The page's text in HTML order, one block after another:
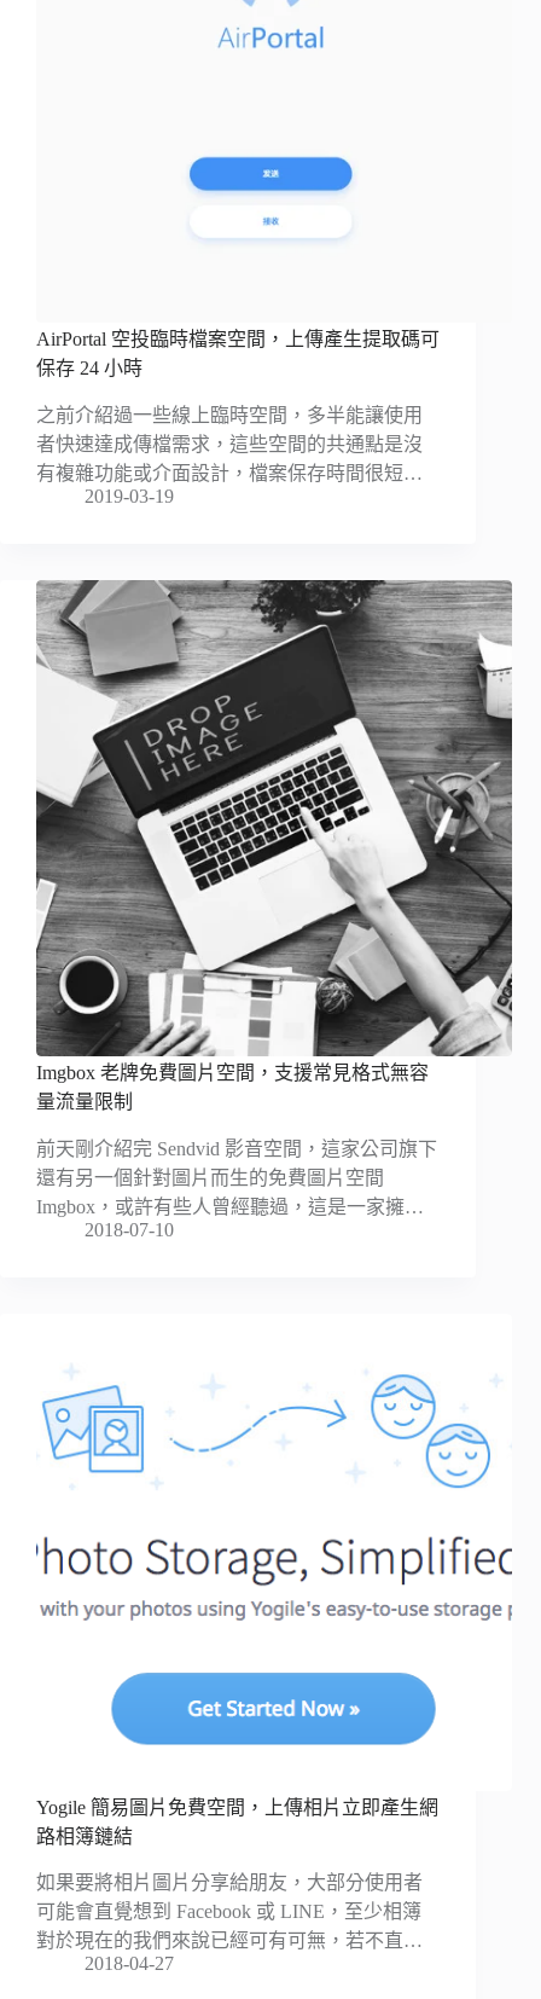
AirPortal 空投臨時檔案空間，上傳產生提取碼可
保存 24 小時
之前介紹過一些線上臨時空間，多半能讓使用
者快速達成傳檔需求，這些空間的共通點是沒
有複雜功能或介面設計，檔案保存時間很短…
2019-03-19
Imgbox 老牌免費圖片空間，支援常見格式無容
量流量限制
前天剛介紹完 Sendvid 影音空間，這家公司旗下
還有另一個針對圖片而生的免費圖片空間
Imgbox，或許有些人曾經聽過，這是一家擁…
2018-07-10
Yogile 簡易圖片免費空間，上傳相片立即產生網
路相簿鏈結
如果要將相片圖片分享給朋友，大部分使用者
可能會直覺想到 Facebook 或 LINE，至少相簿
對於現在的我們來說已經可有可無，若不直…
2018-04-27